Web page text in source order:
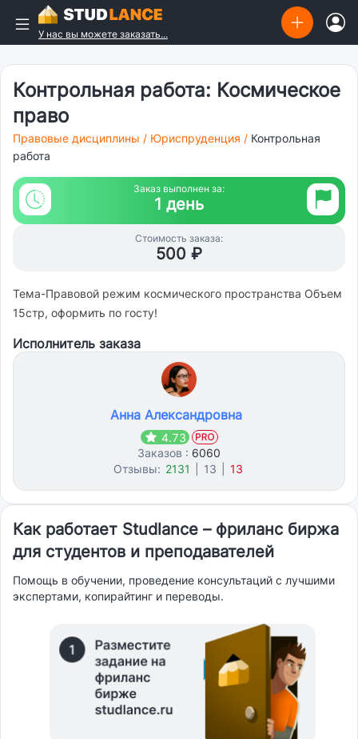
У нас вы можете заказать...
Контрольная работа: Космическое
право
Правовые дисциплины / Юриспруденция / Контрольная
работа
Заказ выполнен за:
1 день
Стоимость заказа:
500 ₽
Тема-Правовой режим космического пространства Объем
15стр, оформить по госту!
Исполнитель заказа
Анна Александровна
4.73
Заказов : 6060
Отзывы: 2131 13 13
Как работает Studlance – фриланс биржа
для студентов и преподавателей
Помощь в обучении, проведение консультаций с лучшими
экспертами, копирайтинг и переводы.